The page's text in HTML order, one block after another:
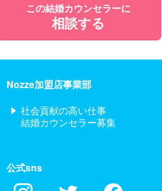
この結婚カウンセラーに
相談する
Nozze加盟店事業部
社会貢献の高い仕事
結婚カウンセラー募集
公式sns